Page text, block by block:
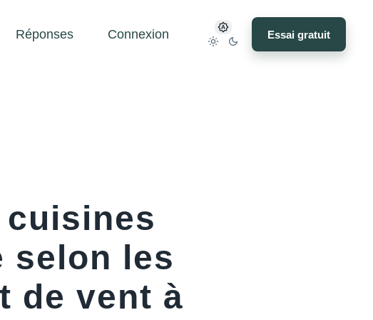
Réponses Connexion Essai gratuit
selon les
de vent à